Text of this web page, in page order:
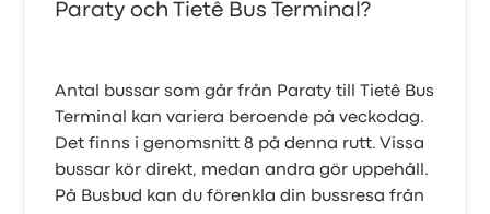
Paraty och Tietê Bus Terminal?
Antal bussar som går från Paraty till Tietê Bus
Terminal kan variera beroende på veckodag.
Det finns i genomsnitt 8 på denna rutt. Vissa
bussar kör direkt, medan andra gör uppehåll.
På Busbud kan du förenkla din bussresa från